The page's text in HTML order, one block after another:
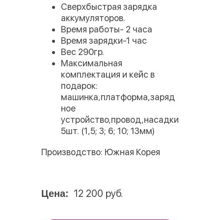
Сверхбыстрая зарядка
аккумуляторов.
Время работы- 2 часа
Время зарядки-1 час
Вес 290гр.
Максимальная
комплектация и кейс в
подарок:
машинка,платформа,заряд
ное
устройство,провод,насадки
5шт. (1,5; 3; 6; 10; 13мм)
Производство: Южная Корея
Цена: 12 200 руб.